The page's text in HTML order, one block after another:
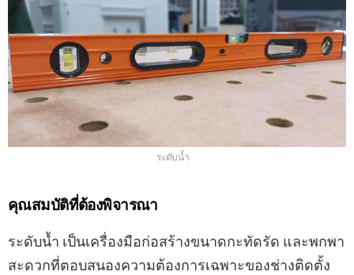
ระดับน้ำ
คุณสมบัติที่ต้องพิจารณา
ระดับน้ำ เป็นเครื่องมือก่อสร้างขนาดกะทัดรัด และพกพา
สะดวกที่ตอบสนองความต้องการเฉพาะของช่างติดตั้ง